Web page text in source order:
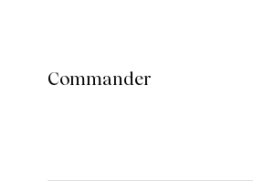
Commander